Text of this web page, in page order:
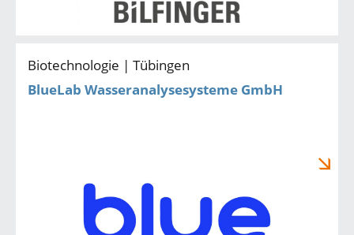
Biotechnologie | Tübingen
BlueLab Wasseranalysesysteme GmbH